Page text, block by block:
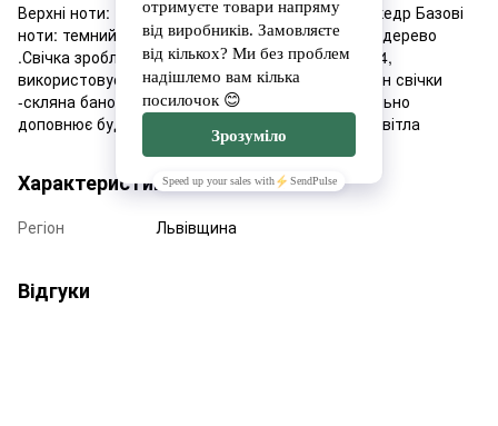
Верхні ноти: тикове дерево Ноти серця: шкіра, кедр Базові
ноти: темний мускус, амірис, пачулі, сандалове дерево
.Свічка зроблена з соєвого воску Golden Wax 464,
використовуємо сертифікований аромат. Дизайн свічки
-скляна баночка з дерев'яною кришечкою, ідеально
доповнює будь - який інтер'єр та дарує багато світла
Характеристики
Регіон Львівщина
Відгуки